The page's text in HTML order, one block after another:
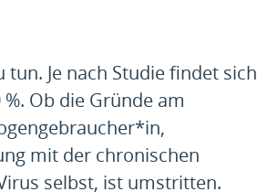
Je nach Studie findet sich
Ob die Gründe am
mit der chronischen
selbst, ist umstritten.